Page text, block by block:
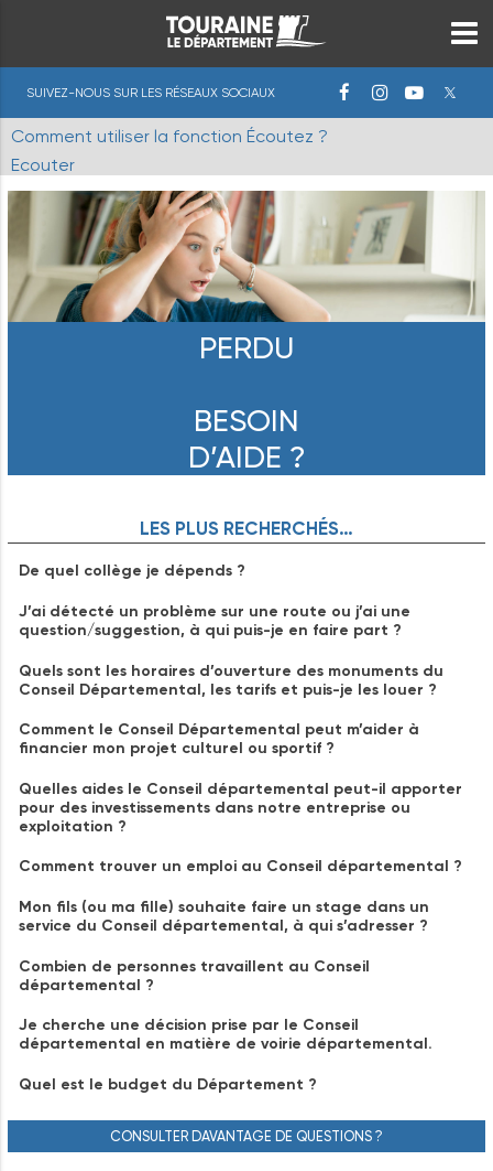
SUIVEZ-NOUS SUR LES RÉSEAUX SOCIAUX
Comment utiliser la fonction Écoutez ?
Ecouter
PERDU
BESOIN
D’AIDE ?
LES PLUS RECHERCHÉS…
De quel collège je dépends ?
J’ai détecté un problème sur une route ou j’ai une
question/suggestion, à qui puis-je en faire part ?
Quels sont les horaires d’ouverture des monuments du
Conseil Départemental, les tarifs et puis-je les louer ?
Comment le Conseil Départemental peut m’aider à
financier mon projet culturel ou sportif ?
Quelles aides le Conseil départemental peut-il apporter
pour des investissements dans notre entreprise ou
exploitation ?
Comment trouver un emploi au Conseil départemental ?
Mon fils (ou ma fille) souhaite faire un stage dans un
service du Conseil départemental, à qui s’adresser ?
Combien de personnes travaillent au Conseil
départemental ?
Je cherche une décision prise par le Conseil
départemental en matière de voirie départemental.
Quel est le budget du Département ?
CONSULTER DAVANTAGE DE QUESTIONS ?